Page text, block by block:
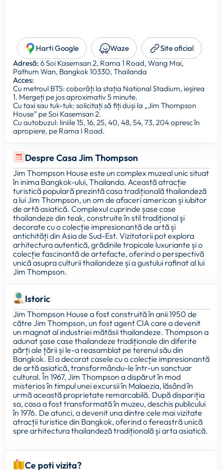
Despre Casa Jim Thompson
Jim Thompson House este un complex muzeal unic situat
în inima Bangkok-ului, Thailanda. Această atracție
turistică populară prezintă casa tradițională thailandeză
a lui Jim Thompson, un om de afaceri american și iubitor
de artă asiatică. Complexul cuprinde șase case
thailandeze din teak, construite în stil tradițional și
decorate cu o colecție impresionantă de artă și
antichități din Asia de Sud-Est. Vizitatorii pot explora
arhitectura autentică, grădinile tropicale luxuriante și o
colecție fascinantă de artefacte, oferind o perspectivă
unică asupra culturii thailandeze și a gustului rafinat al lui
Jim Thompson.
Istoric
Jim Thompson House a fost construită în anii 1950 de
către Jim Thompson, un fost agent CIA care a devenit
un magnat al industriei mătăsii thailandeze. Thompson a
adunat șase case thailandeze tradiționale din diferite
părți ale țării și le-a reasamblat pe terenul său din
Bangkok. El a decorat casele cu o colecție impresionantă
de artă asiatică, transformându-le într-un sanctuar
cultural. În 1967, Jim Thompson a dispărut în mod
misterios în timpul unei excursii în Malaezia, lăsând în
urmă această proprietate remarcabilă. După dispariția
sa, casa a fost transformată în muzeu, deschis publicului
în 1976. De atunci, a devenit una dintre cele mai vizitate
atracții turistice din Bangkok, oferind o fereastră unică
spre arhitectura thailandeză tradițională și arta asiatică.
Ce poti vizita?
Harti Google Waze
Site oficial
Adresă: 6 Soi Kasemsan 2, Rama 1 Road, Wang Mai,
Pathum Wan, Bangkok 10330, Thailanda
Acces:
Cu metroul BTS: coborâți la stația National Stadium, ieșirea
1. Mergeți pe jos aproximativ 5 minute.
Cu taxi sau tuk-tuk: solicitați să fiți duși la „Jim Thompson
House” pe Soi Kasemsan 2.
Cu autobuzul: liniile 15, 16, 25, 40, 48, 54, 73, 204 opresc în
apropiere, pe Rama I Road.